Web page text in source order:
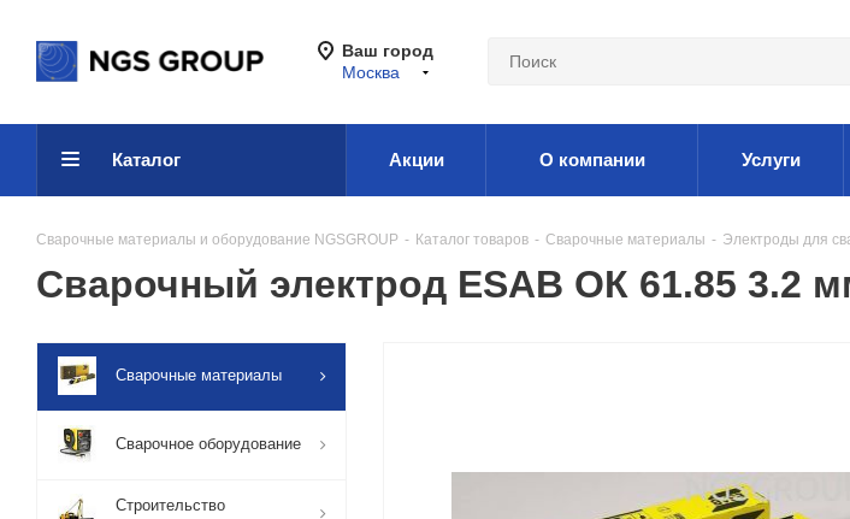
Ваш город
Москва
Каталог Акции О компании Услуги
Сварочные материалы и оборудование NGSGROUP - Каталог товаров - Сварочные материалы - Электроды для
Сварочный электрод ESAB ОК 61.85 3.2
Сварочные материалы
Сварочное оборудование
Строительство